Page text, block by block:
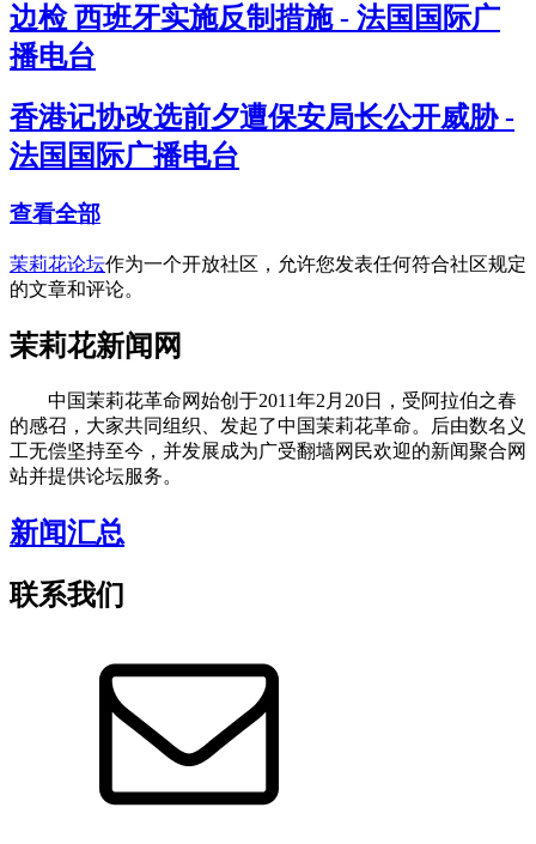
边检 西班牙实施反制措施 - 法国国际广
播电台
香港记协改选前夕遭保安局长公开威胁 -
法国国际广播电台
查看全部
茉莉花论坛作为一个开放社区，允许您发表任何符合社区规定
的文章和评论。
茉莉花新闻网
中国茉莉花革命网始创于2011年2月20日，受阿拉伯之春
的感召，大家共同组织、发起了中国茉莉花革命。后由数名义
工无偿坚持至今，并发展成为广受翻墙网民欢迎的新闻聚合网
站并提供论坛服务。
新闻汇总
联系我们